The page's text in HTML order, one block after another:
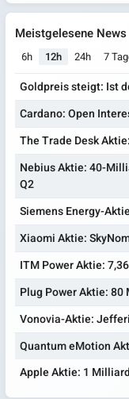
Meistgelesene News
6h 12h 24h 7
Goldpreis steigt: Ist
Cardano: Open
The Trade Desk
Nebius Aktie: 40-
Q2
Siemens Energy-
Xiaomi Aktie:
ITM Power Aktie:
Plug Power Aktie:
Vonovia-Aktie:
Quantum eMotion
Apple Aktie: 1